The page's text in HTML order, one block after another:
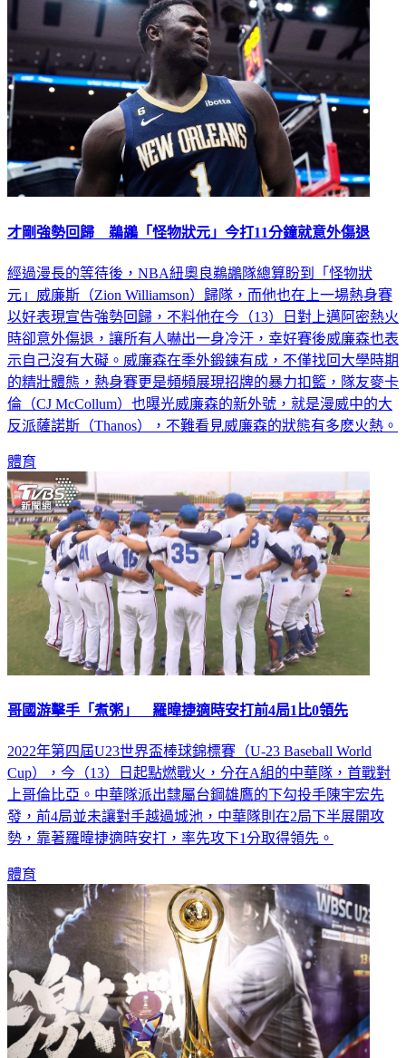
才剛強勢回歸 鵜鶘「怪物狀元」今打11分鐘就意外傷退
經過漫長的等待後，NBA紐奧良鵜鶘隊總算盼到「怪物狀
元」威廉斯（Zion Williamson）歸隊，而他也在上一場熱身賽
以好表現宣告強勢回歸，不料他在今（13）日對上邁阿密熱火
時卻意外傷退，讓所有人嚇出一身冷汗，幸好賽後威廉森也表
示自己沒有大礙。威廉森在季外鍛鍊有成，不僅找回大學時期
的精壯體態，熱身賽更是頻頻展現招牌的暴力扣籃，隊友麥卡
倫（CJ McCollum）也曝光威廉森的新外號，就是漫威中的大
反派薩諾斯（Thanos），不難看見威廉森的狀態有多麽火熱。
體育
哥國游擊手「煮粥」 羅暐捷適時安打前4局1比0領先
2022年第四屆U23世界盃棒球錦標賽（U-23 Baseball World
Cup），今（13）日起點燃戰火，分在A組的中華隊，首戰對
上哥倫比亞。中華隊派出隸屬台鋼雄鷹的下勾投手陳宇宏先
發，前4局並未讓對手越過城池，中華隊則在2局下半展開攻
勢，靠著羅暐捷適時安打，率先攻下1分取得領先。
體育